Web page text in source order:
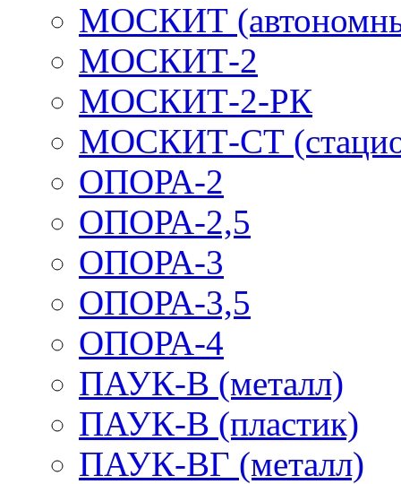
МОСКИТ
МОСКИТ-2
МОСКИТ-2-РК
МОСКИТ-СТ
ОПОРА-2
ОПОРА-2,5
ОПОРА-3
ОПОРА-3,5
ОПОРА-4
ПАУК-В (металл)
ПАУК-В (пластик)
ПАУК-ВГ (металл)